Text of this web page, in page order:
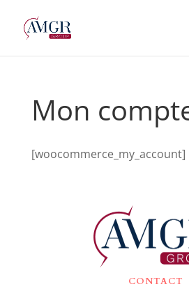
Mon
[woocommerce_my_account]
CONTACT